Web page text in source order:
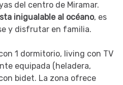
del centro de Miramar.
inigualable al océano, es
y disfrutar en familia.
1 dormitorio, living con TV
equipada (heladera,
bidet. La zona ofrece